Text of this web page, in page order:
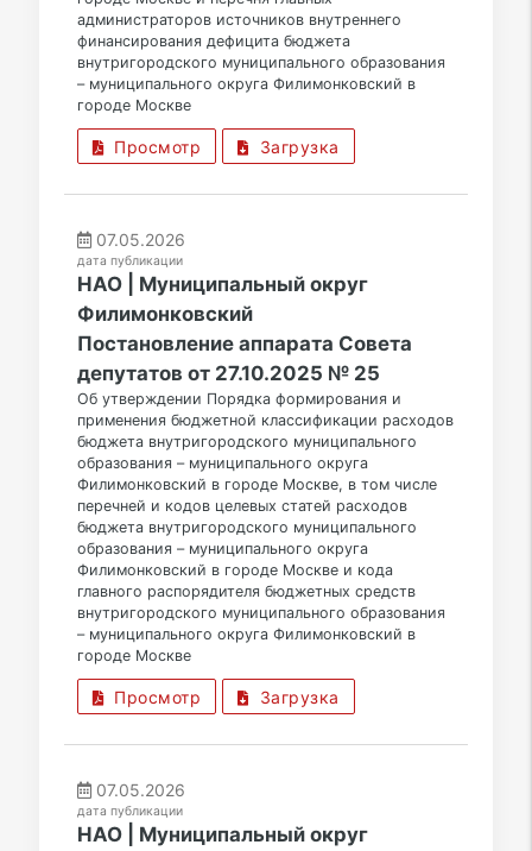
администраторов источников внутреннего
финансирования дефицита бюджета
внутригородского муниципального образования
– муниципального округа Филимонковский в
городе Москве
Просмотр Загрузка
07.05.2026
дата публикации
НАО | Муниципальный округ
Филимонковский
Постановление аппарата Совета
депутатов от 27.10.2025 № 25
Об утверждении Порядка формирования и
применения бюджетной классификации расходов
бюджета внутригородского муниципального
образования – муниципального округа
Филимонковский в городе Москве, в том числе
перечней и кодов целевых статей расходов
бюджета внутригородского муниципального
образования – муниципального округа
Филимонковский в городе Москве и кода
главного распорядителя бюджетных средств
внутригородского муниципального образования
– муниципального округа Филимонковский в
городе Москве
Просмотр Загрузка
07.05.2026
дата публикации
НАО | Муниципальный округ